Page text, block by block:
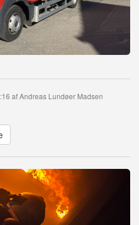
af Andreas Lundøer Madsen